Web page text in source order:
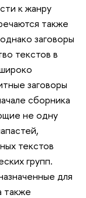
к жанру
также
заговоры
текстов в
заговоры
сборника
не одну
текстов
групп.
для
также